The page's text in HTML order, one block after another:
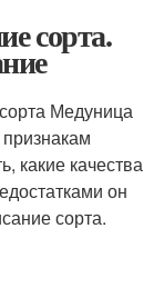
сорта.
Медуница
какие качества
он
сорта.